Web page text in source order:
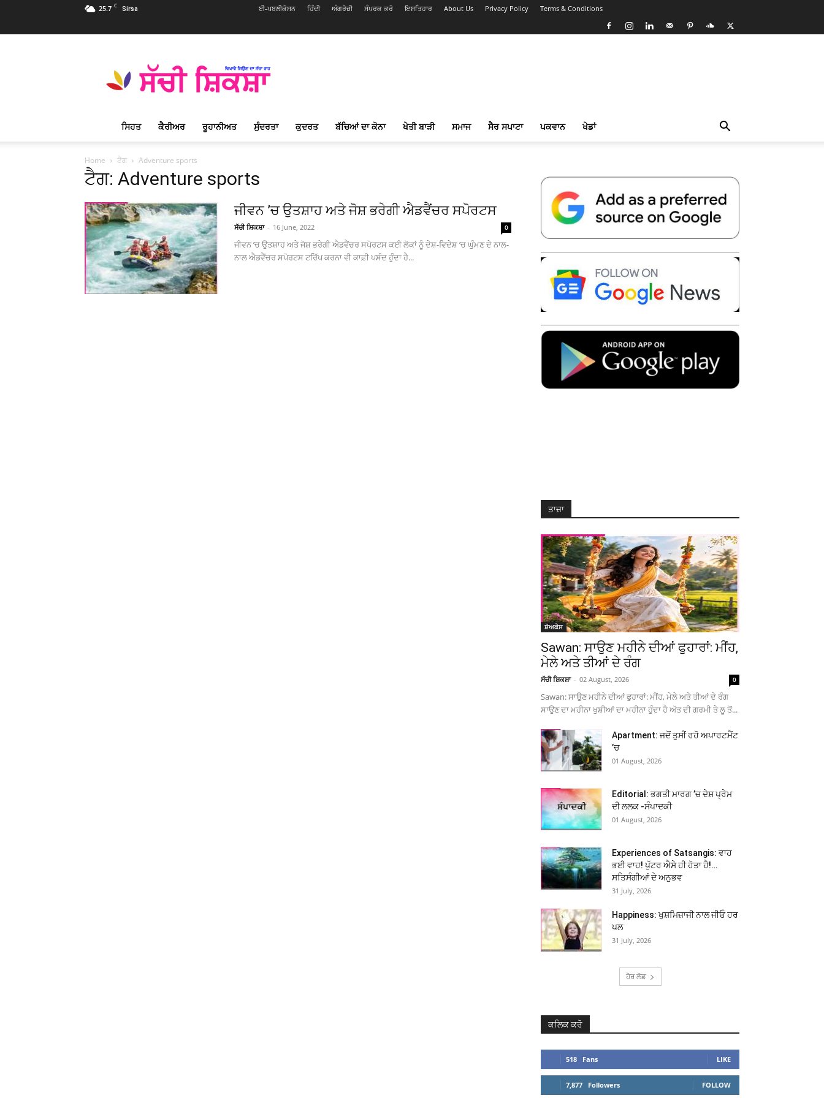
25.7 C Sirsa ਈ-ਪਬਲੀਕੇਸ਼ਨ ਹਿੰਦੀ ਅੰਗਰੇਜ਼ੀ ਸੰਪਰਕ ਕਰੋ ਇਸ਼ਤਿਹਾਰ About Us Privacy Policy Terms & Conditions
Shiksha
Punjabi
ਸ਼ਿਕਸ਼ਾ
ਪ੍ਰਸਿੱਧ
ਮੈਗਜ਼ੀਨ
ਸਿਹਤ ਕੈਰੀਅਰ ਰੂਹਾਨੀਅਤ ਸੁੰਦਰਤਾ ਕੁਦਰਤ ਬੱਚਿਆਂ ਦਾ ਕੋਨਾ ਖੇਤੀ ਬਾੜੀ ਸਮਾਜ ਸੈਰ ਸਪਾਟਾ ਪਕਵਾਨ ਖੇਡਾਂ
Home ਟੈਗ Adventure sports
ਟੈਗ: Adventure sports
ਜੀਵਨ ’ਚ ਉਤਸ਼ਾਹ ਅਤੇ ਜੋਸ਼ ਭਰੇਗੀ ਐਡਵੈਂਚਰ ਸਪੋਰਟਸ
ਸੱਚੀ ਸ਼ਿਕਸ਼ਾ - 16 June, 2022 0
ਜੀਵਨ ’ਚ ਉਤਸ਼ਾਹ ਅਤੇ ਜੋਸ਼ ਭਰੇਗੀ ਐਡਵੈਂਚਰ ਸਪੋਰਟਸ ਕਈ ਲੋਕਾਂ ਨੂੰ ਦੇਸ਼-ਵਿਦੇਸ਼ ’ਚ ਘੁੰਮਣ ਦੇ ਨਾਲ-
ਨਾਲ ਐਡਵੈਂਚਰ ਸਪੋਰਟਸ ਟਰਿੱਪ ਕਰਨਾ ਵੀ ਕਾਫ਼ੀ ਪਸੰਦ ਹੁੰਦਾ ਹੈ...
ਤਾਜ਼ਾ
ਸ਼ੋਅਕੇਸ
Sawan: ਸਾਉਣ ਮਹੀਨੇ ਦੀਆਂ ਫੁਹਾਰਾਂ: ਮੀਂਹ,
ਮੇਲੇ ਅਤੇ ਤੀਆਂ ਦੇ ਰੰਗ
ਸੱਚੀ ਸ਼ਿਕਸ਼ਾ - 02 August, 2026 0
Sawan: ਸਾਉਣ ਮਹੀਨੇ ਦੀਆਂ ਫੁਹਾਰਾਂ: ਮੀਂਹ, ਮੇਲੇ ਅਤੇ ਤੀਆਂ ਦੇ ਰੰਗ
ਸਾਉਣ ਦਾ ਮਹੀਨਾ ਖੁਸ਼ੀਆਂ ਦਾ ਮਹੀਨਾ ਹੁੰਦਾ ਹੈ ਅੱਤ ਦੀ ਗਰਮੀ ਤੇ ਲੂ ਤੋਂ...
Apartment: ਜਦੋਂ ਤੁਸੀਂ ਰਹੋ ਅਪਾਰਟਮੈਂਟ
’ਚ
01 August, 2026
Editorial: ਭਗਤੀ ਮਾਰਗ ’ਚ ਦੇਸ਼ ਪ੍ਰੇਮ
ਦੀ ਲਲਕ -ਸੰਪਾਦਕੀ
01 August, 2026
Experiences of Satsangis: ਵਾਹ
ਭਈ ਵਾਹ! ਪੁੱਟਰ ਐਸੇ ਹੀ ਹੋਤਾ ਹੈ!…
ਸਤਿਸੰਗੀਆਂ ਦੇ ਅਨੁਭਵ
31 July, 2026
Happiness: ਖੁਸ਼ਮਿਜ਼ਾਜੀ ਨਾਲ ਜੀਓ ਹਰ
ਪਲ
31 July, 2026
ਹੋਰ ਲੋਡ
ਕਲਿਕ ਕਰੋ
518 Fans LIKE
7,877 Followers FOLLOW